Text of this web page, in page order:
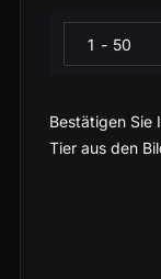
Bestätigen Sie
Tier aus den